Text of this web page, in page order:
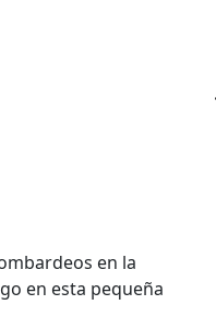
en la
en esta pequeña